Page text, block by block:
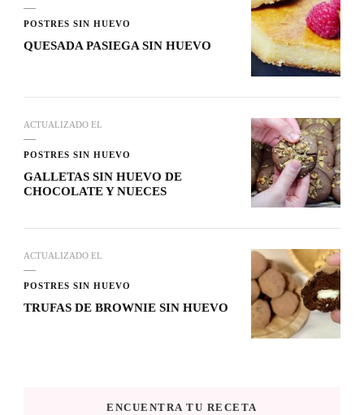
POSTRES SIN HUEVO
QUESADA PASIEGA SIN HUEVO
ACTUALIZADO EL
POSTRES SIN HUEVO
GALLETAS SIN HUEVO DE
CHOCOLATE Y NUECES
ACTUALIZADO EL
POSTRES SIN HUEVO
TRUFAS DE BROWNIE SIN HUEVO
ENCUENTRA TU RECETA